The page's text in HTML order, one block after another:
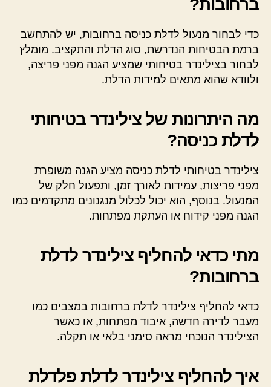
ברחובות?
כדי לבחור מנעול לדלת כניסה ברחובות, יש להתחשב
ברמת הבטיחות הנדרשת, סוג הדלת והתקציב. מומלץ
לבחור בצילינדר בטיחותי שמציע הגנה מפני פריצה,
ולוודא שהוא מתאים למידות הדלת.
מה היתרונות של צילינדר בטיחותי
לדלת כניסה?
צילינדר בטיחותי לדלת כניסה מציע הגנה משופרת
מפני פריצות, עמידות לאורך זמן, ותפעול חלק של
המנעול. בנוסף, הוא יכול לכלול מנגנונים מתקדמים כמו
הגנה מפני קידוח או העתקת מפתחות.
מתי כדאי להחליף צילינדר לדלת
ברחובות?
כדאי להחליף צילינדר לדלת ברחובות במצבים כמו
מעבר לדירה חדשה, איבוד מפתחות, או כאשר
הצילינדר הנוכחי מראה סימני בלאי או תקלה.
איך להחליף צילינדר לדלת פלדלת